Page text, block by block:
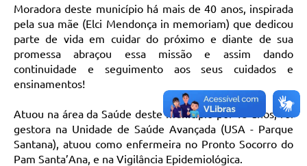
Moradora deste município há mais de 40 anos, inspirada
pela sua mãe (Elci Mendonça in memoriam) que dedicou
parte de vida em cuidar do próximo e diante de sua
promessa abraçou essa missão e assim dando
continuidade e seguimento aos seus cuidados e
ensinamentos!
Atuou na área da Saúde deste município por 15 anos, foi
gestora na Unidade de Saúde Avançada (USA - Parque
Santana), atuou como enfermeira no Pronto Socorro do
Pam Santa’Ana, e na Vigilância Epidemiológica.